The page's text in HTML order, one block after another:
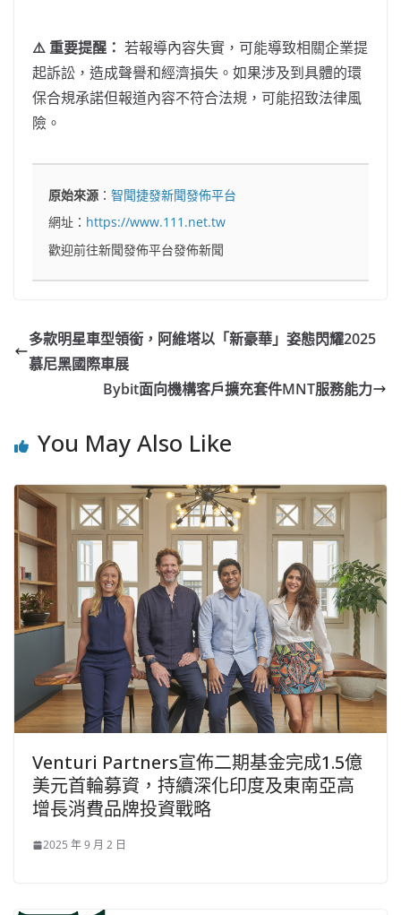
⚠️ 重要提醒： 若報導內容失實，可能導致相關企業提
起訴訟，造成聲譽和經濟損失。如果涉及到具體的環
保合規承諾但報道內容不符合法規，可能招致法律風
險。
原始來源 ：智聞捷發新聞發佈平台
網址： https://www.111.net.tw
歡迎前往新聞發佈平台發佈新聞
多款明星車型領銜，阿維塔以「新豪華」姿態閃耀2025
慕尼黑國際車展
Bybit面向機構客戶擴充套件MNT服務能力
You May Also Like
Venturi Partners宣佈二期基金完成1.5億
美元首輪募資，持續深化印度及東南亞高
增長消費品牌投資戰略
2025 年 9 月 2 日